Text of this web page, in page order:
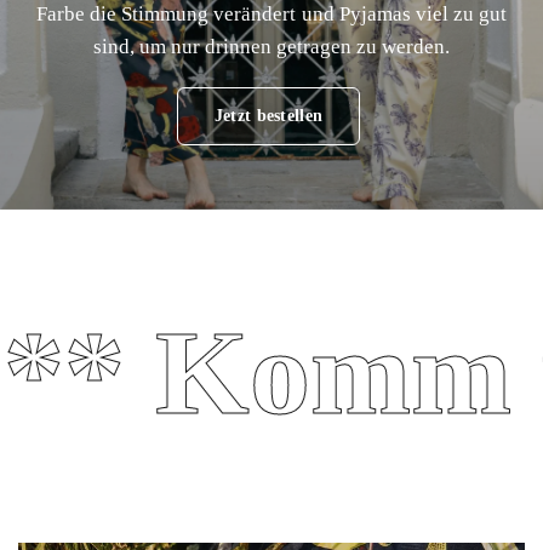
Farbe die Stimmung verändert und Pyjamas viel zu gut
sind, um nur drinnen getragen zu werden.
Jetzt bestellen